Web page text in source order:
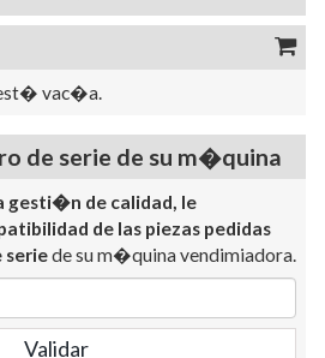
est� vac�a.
de serie de su m�quina
gesti�n de calidad, le
de las piezas pedidas
seriede su m�quina vendimiadora.